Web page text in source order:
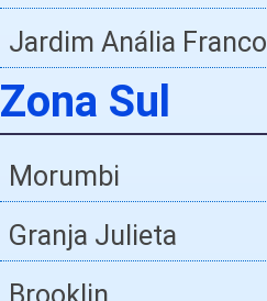
Jardim Anália Franco
Zona Sul
Morumbi
Granja Julieta